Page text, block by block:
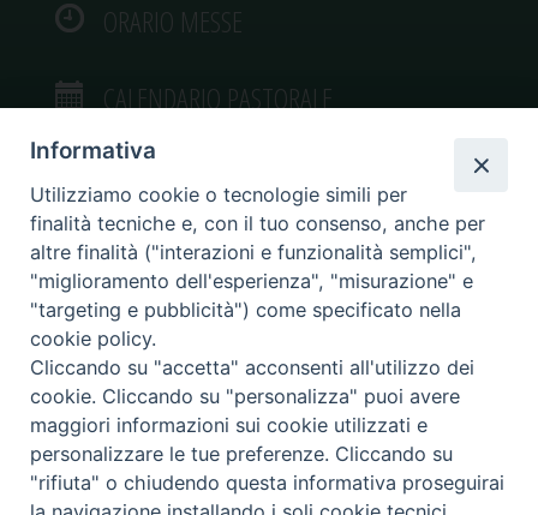
ORARIO MESSE
CALENDARIO PASTORALE
VIDEOGALLERY
PHOTOGALLERY
Diocesi di Caltagirone
Piazza San Francesco d’Assisi, 9 – tel. 0933.34186 – fax 0933.820590 e-mail:
Informativa
Utilizziamo cookie o tecnologie simili per
finalità tecniche e, con il tuo consenso, anche per
altre finalità ("interazioni e funzionalità semplici",
"miglioramento dell'esperienza", "misurazione" e
"targeting e pubblicità") come specificato nella
cookie policy.
Cliccando su "accetta" acconsenti all'utilizzo dei
cookie. Cliccando su "personalizza" puoi avere
maggiori informazioni sui cookie utilizzati e
personalizzare le tue preferenze. Cliccando su
"rifiuta" o chiudendo questa informativa proseguirai